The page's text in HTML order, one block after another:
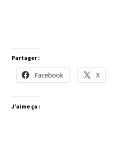
Partager :
Facebook X
J’aime ça :